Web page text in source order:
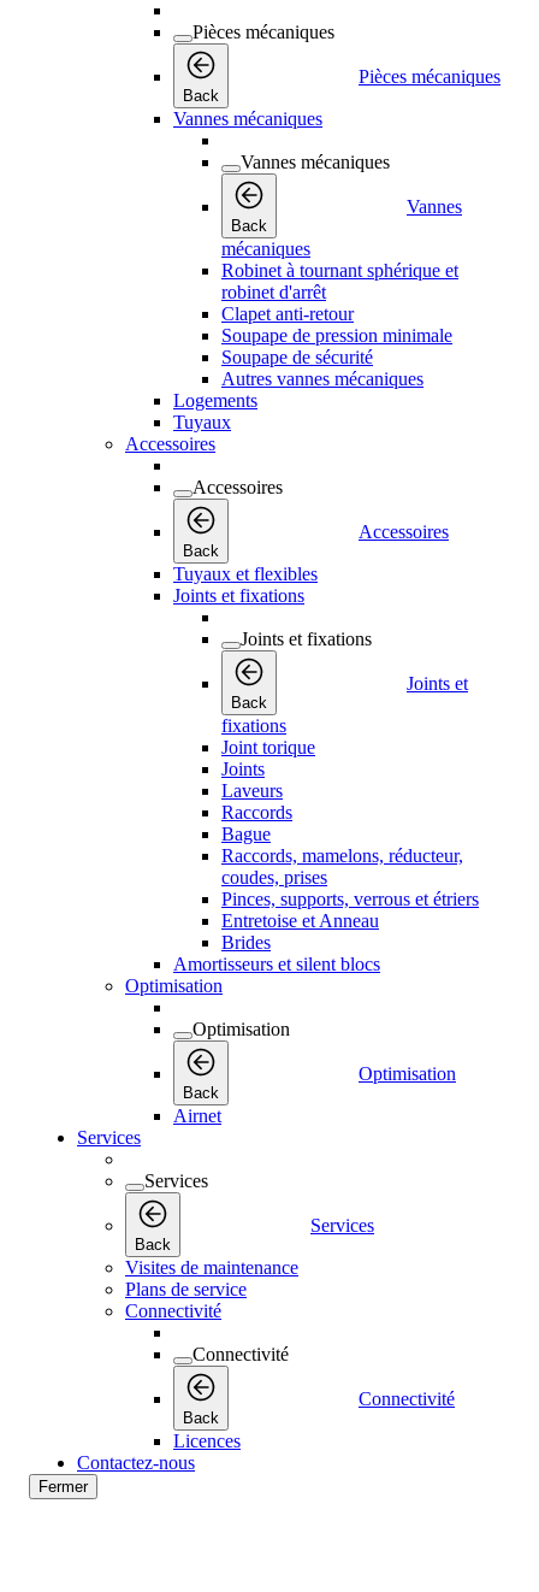
Pièces mécaniques
Back
Pièces mécaniques
Vannes mécaniques
Vannes mécaniques
Back
Vannes
mécaniques
Robinet à tournant sphérique et
robinet d'arrêt
Clapet anti-retour
Soupape de pression minimale
Soupape de sécurité
Autres vannes mécaniques
Logements
Tuyaux
Accessoires
Accessoires
Back
Accessoires
Tuyaux et flexibles
Joints et fixations
Joints et fixations
Back
Joints et
fixations
Joint torique
Joints
Laveurs
Raccords
Bague
Raccords, mamelons, réducteur,
coudes, prises
Pinces, supports, verrous et étriers
Entretoise et Anneau
Brides
Amortisseurs et silent blocs
Optimisation
Optimisation
Back
Optimisation
Airnet
Services
Services
Back
Services
Visites de maintenance
Plans de service
Connectivité
Connectivité
Back
Connectivité
Licences
Contactez-nous
Fermer